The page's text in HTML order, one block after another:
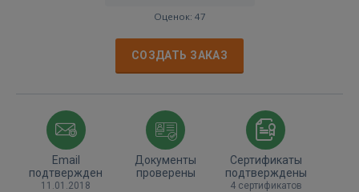
Оценок: 47
СОЗДАТЬ ЗАКАЗ
Email
подтвержден
11.01.2018
Документы
проверены
Сертификаты
подтверждены
4 сертификатов